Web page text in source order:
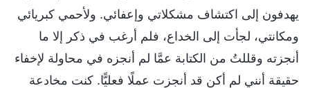
يهدفون إلى اكتشاف مشكلاتي وإعفائي. ولأحمي كبريائي
ومكانتي، لجأت إلى الخداع، فلم أرغب في ذكر إلا ما
أنجزته وقللتُ من الكتابة عمَّا لم أنجزه في محاولة لإخفاء
حقيقة أنني لم أكن قد أنجزت عملًا فعليًّا. كنت مخادعة